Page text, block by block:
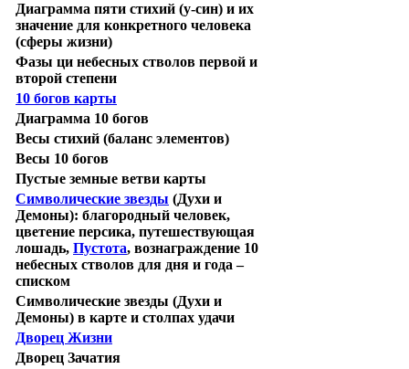
Диаграмма пяти стихий (у-син) и их
значение для конкретного человека
(сферы жизни)
Фазы ци небесных стволов первой и
второй степени
10 богов карты
Диаграмма 10 богов
Весы стихий (баланс элементов)
Весы 10 богов
Пустые земные ветви карты
Символические звезды (Духи и
Демоны): благородный человек,
цветение персика, путешествующая
лошадь, Пустота, вознаграждение 10
небесных стволов для дня и года –
списком
Символические звезды (Духи и
Демоны) в карте и столпах удачи
Дворец Жизни
Дворец Зачатия